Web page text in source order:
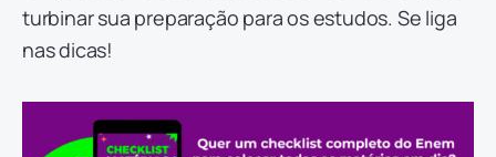
turbinar sua preparação para os estudos. Se liga
nas dicas!